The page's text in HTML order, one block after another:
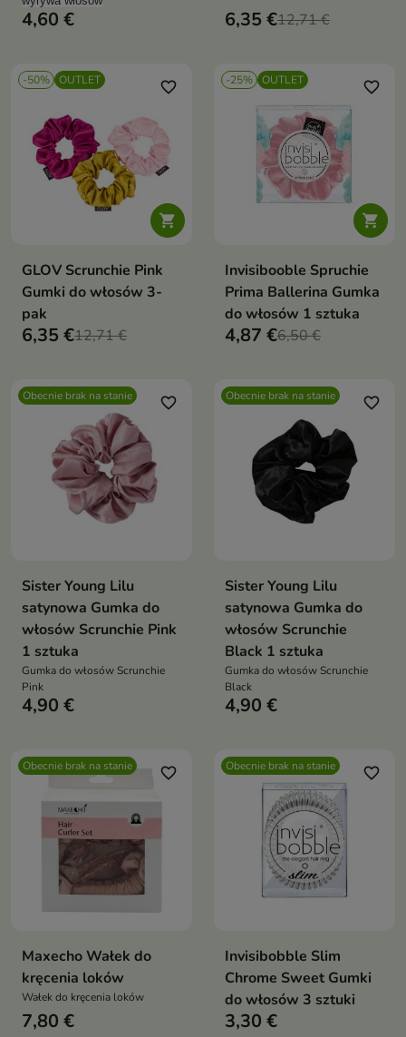
włókien
poliamidowych
4,60 € 6,35 €12,71 €
-50% OUTLET

favorite_border
GLOV Scrunchie Pink
Gumki do włosów 3-
pak
6,35 €12,71 €
-25% OUTLET

favorite_border
Invisibooble Spruchie
Prima Ballerina Gumka
do włosów 1 sztuka
4,87 €6,50 €
Obecnie brak na stanie favorite_border
Sister Young Lilu
satynowa Gumka do
włosów Scrunchie Pink
1 sztuka
Gumka do włosów Scrunchie
Pink
4,90 €
Obecnie brak na stanie favorite_border
Sister Young Lilu
satynowa Gumka do
włosów Scrunchie
Black 1 sztuka
Gumka do włosów Scrunchie
Black
4,90 €
Obecnie brak na stanie favorite_border
Maxecho Wałek do
kręcenia loków
Wałek do kręcenia loków
7,80 €
Obecnie brak na stanie favorite_border
Invisibobble Slim
Chrome Sweet Gumki
do włosów 3 sztuki
3,30 €